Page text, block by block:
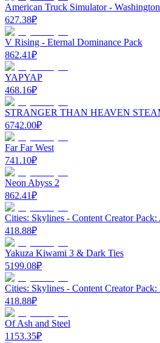
American Truck Simulator - Washington
627.38₽
V Rising - Eternal Dominance Pack
862.41₽
YAPYAP
468.16₽
STRANGER THAN HEAVEN
6742.00₽
Far Far West
741.10₽
Neon Abyss 2
862.41₽
Cities: Skylines - Content Creator
418.88₽
Yakuza Kiwami 3 & Dark Ties
5199.08₽
Cities: Skylines - Content Creator
418.88₽
Of Ash and Steel
1153.35₽